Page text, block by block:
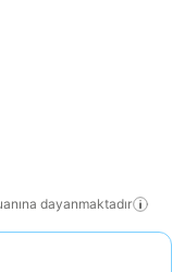
dayanmaktadır